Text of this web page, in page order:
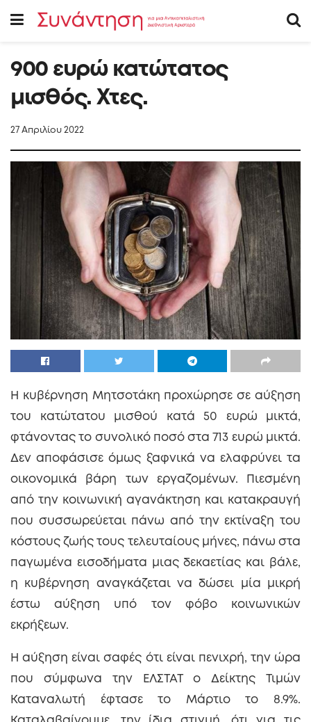
900 ευρώ κατώτατος
μισθός. Xτες.
27 Απριλίου 2022
Η κυβέρνηση Μητσοτάκη προχώρησε σε αύξηση
του κατώτατου μισθού κατά 50 ευρώ μικτά,
φτάνοντας το συνολικό ποσό στα 713 ευρώ μικτά.
Δεν αποφάσισε όμως ξαφνικά να ελαφρύνει τα
οικονομικά βάρη των εργαζομένων. Πιεσμένη
από την κοινωνική αγανάκτηση και κατακραυγή
που συσσωρεύεται πάνω από την εκτίναξη του
κόστους ζωής τους τελευταίους μήνες, πάνω στα
παγωμένα εισοδήματα μιας δεκαετίας και βάλε,
η κυβέρνηση αναγκάζεται να δώσει μία μικρή
έστω αύξηση υπό τον φόβο κοινωνικών
εκρήξεων.
Η αύξηση είναι σαφές ότι είναι πενιχρή, την ώρα
που σύμφωνα την ΕΛΣΤΑΤ ο Δείκτης Τιμών
Καταναλωτή έφτασε το Μάρτιο το 8.9%.